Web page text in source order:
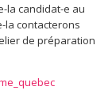
la candidat-e au
la contacterons
de préparation